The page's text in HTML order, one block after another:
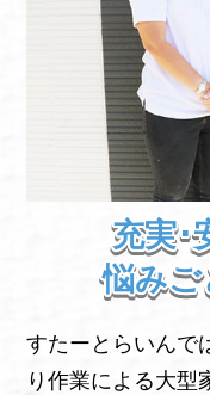
充実･
悩みご
すたーとらいんで
り作業による大型